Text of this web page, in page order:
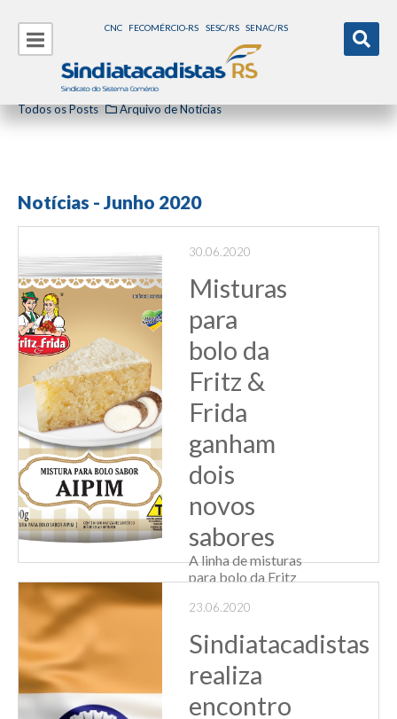
CNC FECOMÉRCIO-RS SESC/RS SENAC/RS
Todos os Posts Arquivo de Notícias
Notícias - Junho 2020
30.06.2020
Misturas
para
bolo da
Fritz &
Frida
ganham
dois
novos
sabores
A linha de misturas
para bolo da Fritz
alimentação da
gaúcha Fröhlich,
mercado dois
novos sabores:
Milho e Aipim. As
23.06.2020
Sindiatacadistas
realiza
encontro